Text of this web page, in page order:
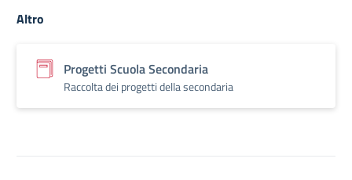
Altro
Progetti Scuola Secondaria
Raccolta dei progetti della secondaria